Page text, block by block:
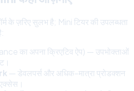
के ज़रिए सुलभ है; Mini टियर की उपलब्धता
का अपना क्रिएटिव ऐप) — उपभोक्ताओं
— डेवलपर्स और अधिक-मात्रा प्रोडक्शन